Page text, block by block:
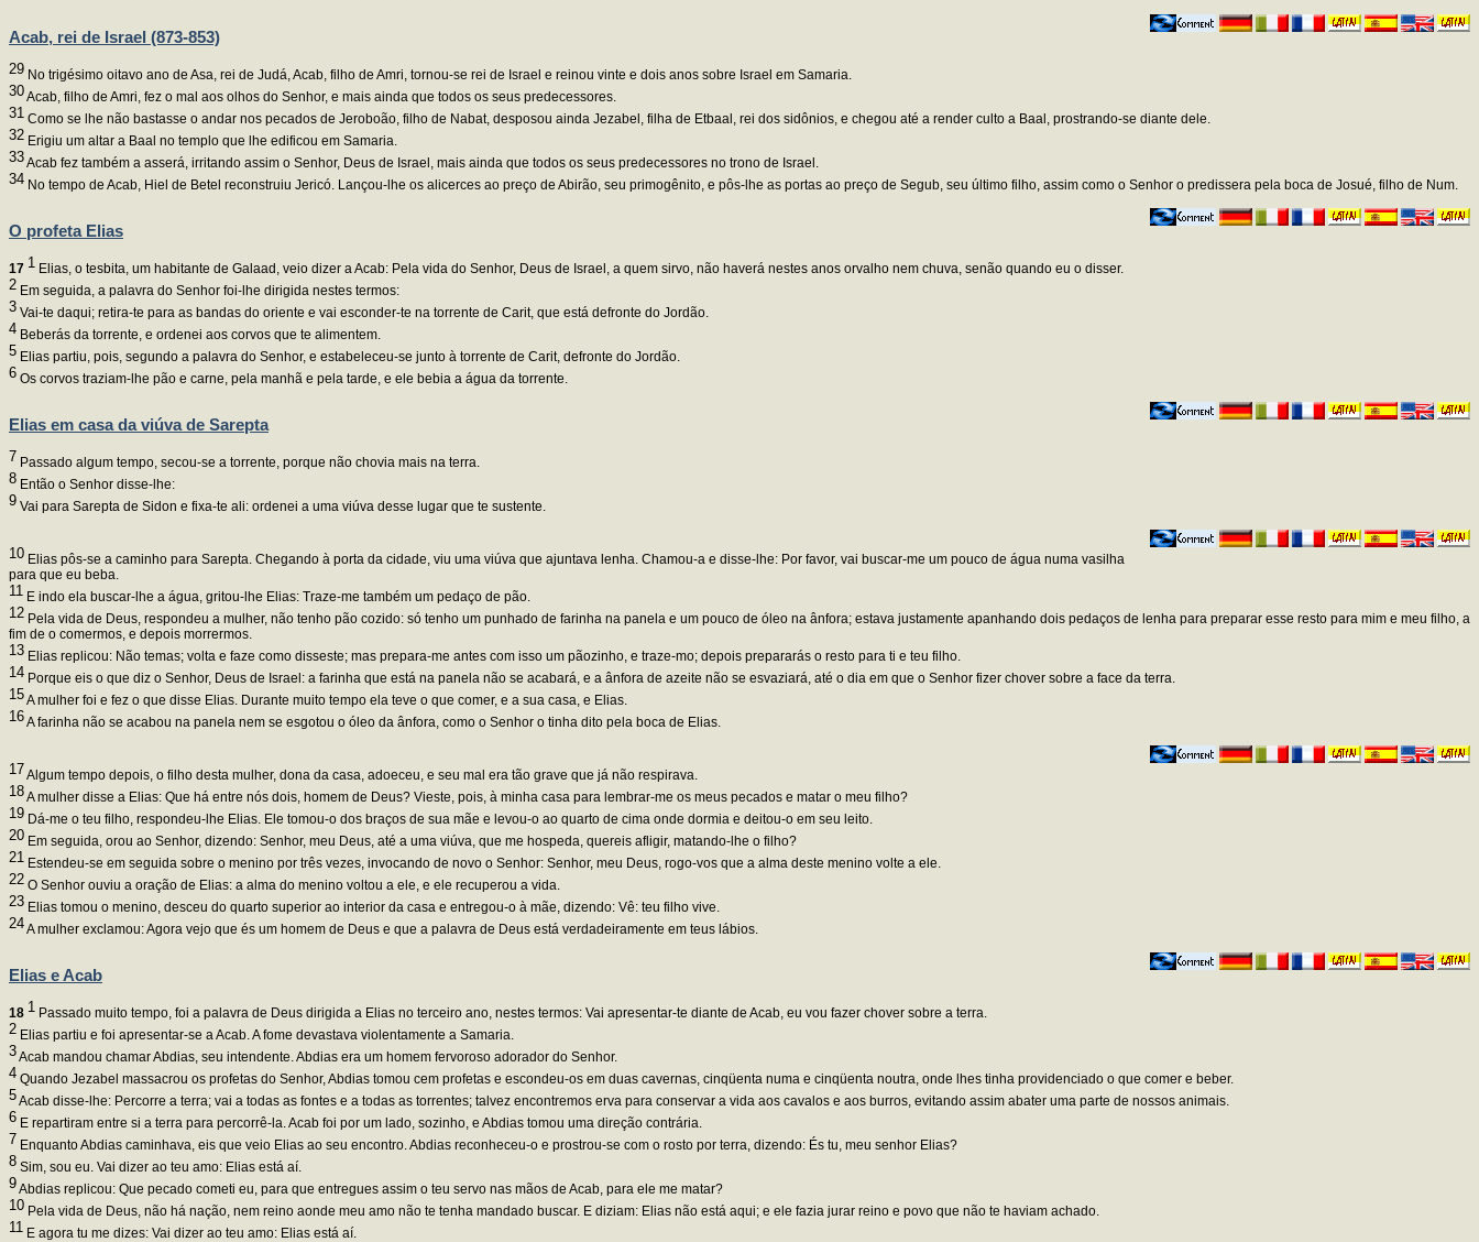
Acab, rei de Israel (873-853)
29 No trigésimo oitavo ano de Asa, rei de Judá, Acab, filho de Amri, tornou-se rei de Israel e reinou vinte e dois anos sobre Israel em Samaria.
30Acab, filho de Amri, fez o mal aos olhos do Senhor, e mais ainda que todos os seus predecessores.
31 Como se lhe não bastasse o andar nos pecados de Jeroboão, filho de Nabat, desposou ainda Jezabel, filha de Etbaal, rei dos sidônios, e chegou até a render culto a Baal, prostrando-se diante dele.
32 Erigiu um altar a Baal no templo que lhe edificou em Samaria.
33Acab fez também a asserá, irritando assim o Senhor, Deus de Israel, mais ainda que todos os seus predecessores no trono de Israel.
34 No tempo de Acab, Hiel de Betel reconstruiu Jericó. Lançou-lhe os alicerces ao preço de Abirão, seu primogênito, e pôs-lhe as portas ao preço de Segub, seu último filho, assim como o Senhor o predissera pela boca de Josué, filho de Num.
O profeta Elias
17 1 Elias, o tesbita, um habitante de Galaad, veio dizer a Acab: Pela vida do Senhor, Deus de Israel, a quem sirvo, não haverá nestes anos orvalho nem chuva, senão quando eu o disser.
2 Em seguida, a palavra do Senhor foi-lhe dirigida nestes termos:
3 Vai-te daqui; retira-te para as bandas do oriente e vai esconder-te na torrente de Carit, que está defronte do Jordão.
4 Beberás da torrente, e ordenei aos corvos que te alimentem.
5 Elias partiu, pois, segundo a palavra do Senhor, e estabeleceu-se junto à torrente de Carit, defronte do Jordão.
6 Os corvos traziam-lhe pão e carne, pela manhã e pela tarde, e ele bebia a água da torrente.
Elias em casa da viúva de Sarepta
7 Passado algum tempo, secou-se a torrente, porque não chovia mais na terra.
8 Então o Senhor disse-lhe:
9 Vai para Sarepta de Sidon e fixa-te ali: ordenei a uma viúva desse lugar que te sustente.
10 Elias pôs-se a caminho para Sarepta. Chegando à porta da cidade, viu uma viúva que ajuntava lenha. Chamou-a e disse-lhe: Por favor, vai buscar-me um pouco de água numa vasilha
para que eu beba.
11 E indo ela buscar-lhe a água, gritou-lhe Elias: Traze-me também um pedaço de pão.
12 Pela vida de Deus, respondeu a mulher, não tenho pão cozido: só tenho um punhado de farinha na panela e um pouco de óleo na ânfora; estava justamente apanhando dois pedaços de lenha para preparar esse resto para mim e meu filho, a
fim de o comermos, e depois morrermos.
13 Elias replicou: Não temas; volta e faze como disseste; mas prepara-me antes com isso um pãozinho, e traze-mo; depois prepararás o resto para ti e teu filho.
14 Porque eis o que diz o Senhor, Deus de Israel: a farinha que está na panela não se acabará, e a ânfora de azeite não se esvaziará, até o dia em que o Senhor fizer chover sobre a face da terra.
15A mulher foi e fez o que disse Elias. Durante muito tempo ela teve o que comer, e a sua casa, e Elias.
16A farinha não se acabou na panela nem se esgotou o óleo da ânfora, como o Senhor o tinha dito pela boca de Elias.
17Algum tempo depois, o filho desta mulher, dona da casa, adoeceu, e seu mal era tão grave que já não respirava.
18A mulher disse a Elias: Que há entre nós dois, homem de Deus? Vieste, pois, à minha casa para lembrar-me os meus pecados e matar o meu filho?
19 Dá-me o teu filho, respondeu-lhe Elias. Ele tomou-o dos braços de sua mãe e levou-o ao quarto de cima onde dormia e deitou-o em seu leito.
20 Em seguida, orou ao Senhor, dizendo: Senhor, meu Deus, até a uma viúva, que me hospeda, quereis afligir, matando-lhe o filho?
21 Estendeu-se em seguida sobre o menino por três vezes, invocando de novo o Senhor: Senhor, meu Deus, rogo-vos que a alma deste menino volte a ele.
22 O Senhor ouviu a oração de Elias: a alma do menino voltou a ele, e ele recuperou a vida.
23 Elias tomou o menino, desceu do quarto superior ao interior da casa e entregou-o à mãe, dizendo: Vê: teu filho vive.
24A mulher exclamou: Agora vejo que és um homem de Deus e que a palavra de Deus está verdadeiramente em teus lábios.
Elias e Acab
18 1 Passado muito tempo, foi a palavra de Deus dirigida a Elias no terceiro ano, nestes termos: Vai apresentar-te diante de Acab, eu vou fazer chover sobre a terra.
2 Elias partiu e foi apresentar-se a Acab. A fome devastava violentamente a Samaria.
3Acab mandou chamar Abdias, seu intendente. Abdias era um homem fervoroso adorador do Senhor.
4 Quando Jezabel massacrou os profetas do Senhor, Abdias tomou cem profetas e escondeu-os em duas cavernas, cinqüenta numa e cinqüenta noutra, onde lhes tinha providenciado o que comer e beber.
5Acab disse-lhe: Percorre a terra; vai a todas as fontes e a todas as torrentes; talvez encontremos erva para conservar a vida aos cavalos e aos burros, evitando assim abater uma parte de nossos animais.
6 E repartiram entre si a terra para percorrê-la. Acab foi por um lado, sozinho, e Abdias tomou uma direção contrária.
7 Enquanto Abdias caminhava, eis que veio Elias ao seu encontro. Abdias reconheceu-o e prostrou-se com o rosto por terra, dizendo: És tu, meu senhor Elias?
8 Sim, sou eu. Vai dizer ao teu amo: Elias está aí.
9Abdias replicou: Que pecado cometi eu, para que entregues assim o teu servo nas mãos de Acab, para ele me matar?
10 Pela vida de Deus, não há nação, nem reino aonde meu amo não te tenha mandado buscar. E diziam: Elias não está aqui; e ele fazia jurar reino e povo que não te haviam achado.
11 E agora tu me dizes: Vai dizer ao teu amo: Elias está aí.